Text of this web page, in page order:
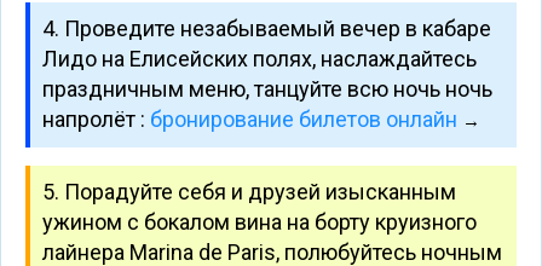
4. Проведите незабываемый вечер в кабаре
Лидо на Елисейских полях, наслаждайтесь
праздничным меню, танцуйте всю ночь ночь
напролёт : бронирование билетов онлайн →
5. Порадуйте себя и друзей изысканным
ужином с бокалом вина на борту круизного
лайнера Marina de Paris, полюбуйтесь ночным